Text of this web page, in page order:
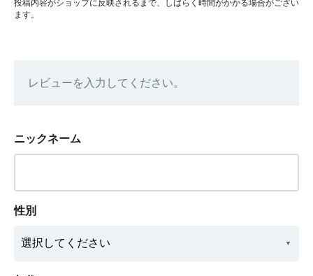
投稿内容がショップに反映されるまで、しばらく時間がかかる場合がござい
ます。
レビューを入力してください。
ニックネーム
性別